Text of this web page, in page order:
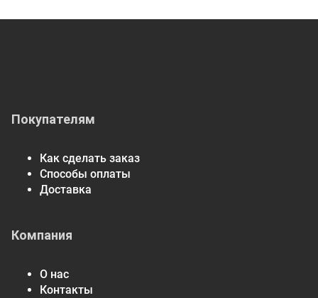
Покупателям
Как сделать заказ
Способы оплаты
Доставка
Компания
О нас
Контакты